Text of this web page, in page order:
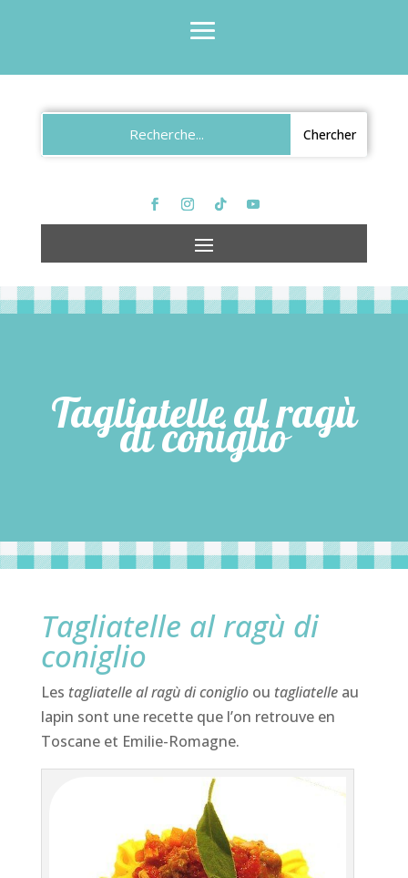
Tagliatelle al ragù
di coniglio
Tagliatelle al ragù di
coniglio
Les tagliatelle al ragù di coniglioou tagliatelleau
lapin sont une recette que l’on retrouve en
Toscane et Emilie-Romagne.